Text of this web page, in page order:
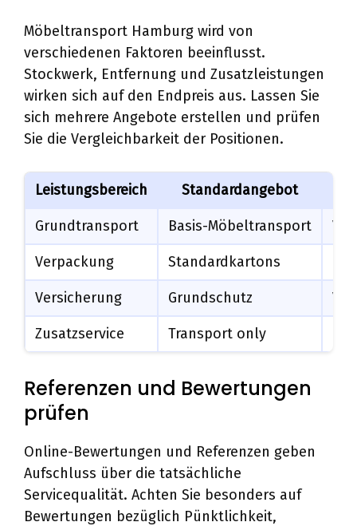
Möbeltransport Hamburg wird von
verschiedenen Faktoren beeinflusst.
Stockwerk, Entfernung und Zusatzleistungen
wirken sich auf den Endpreis aus. Lassen Sie
sich mehrere Angebote erstellen und prüfen
Sie die Vergleichbarkeit der Positionen.
Leistungsbereich Standardangebot
Grundtransport Basis-Möbeltransport
Verpackung Standardkartons
Versicherung Grundschutz
Zusatzservice Transport only
Referenzen und Bewertungen
prüfen
Online-Bewertungen und Referenzen geben
Aufschluss über die tatsächliche
Servicequalität. Achten Sie besonders auf
Bewertungen bezüglich Pünktlichkeit,